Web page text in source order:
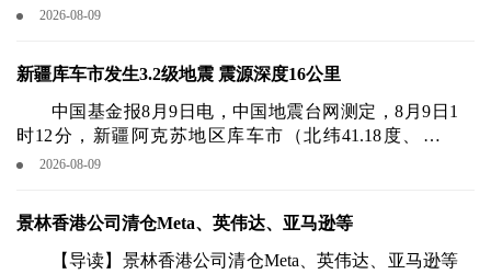
在该国坠落一事。
2026-08-09
新疆库车市发生3.2级地震 震源深度16公里
中国基金报8月9日电，中国地震台网测定，8月9日1
时12分，新疆阿克苏地区库车市（北纬41.18度、东经
83.72度）发生3.2级地震，震源深度为16公里。
2026-08-09
景林香港公司清仓Meta、英伟达、亚马逊等
【导读】景林香港公司清仓Meta、英伟达、亚马逊等